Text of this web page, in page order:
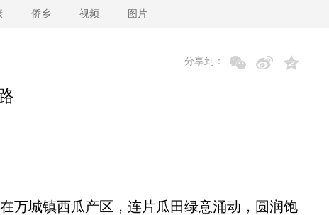
侨乡 视频 图片
分享到：
城镇西瓜产区，连片瓜田绿意涌动，圆润饱